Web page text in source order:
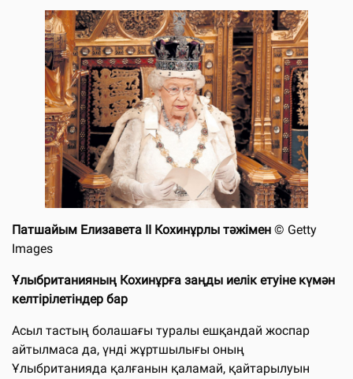
Патшайым Елизавета II Кохинұрлы тәжімен © Getty
Images
Ұлыбританияның Кохинұрға заңды иелік етуіне күмән
келтірілетіндер бар
Асыл тастың болашағы туралы ешқандай жоспар
айтылмаса да, үнді жұртшылығы оның
Ұлыбританияда қалғанын қаламай, қайтарылуын